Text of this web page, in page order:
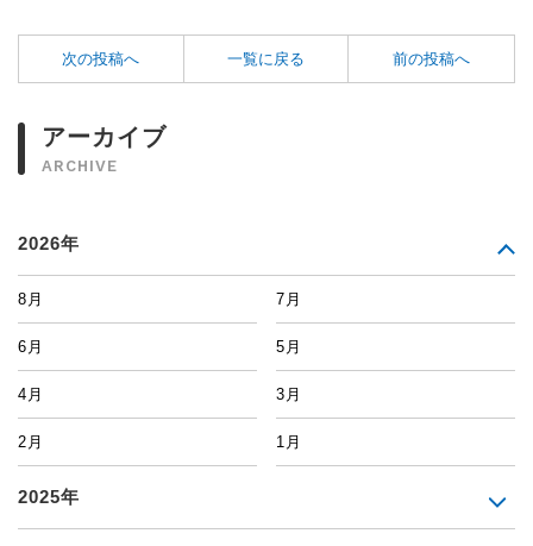
次の投稿へ 一覧に戻る 前の投稿へ
アーカイブ
ARCHIVE
2026年
8月 7月
6月 5月
4月 3月
2月 1月
2025年